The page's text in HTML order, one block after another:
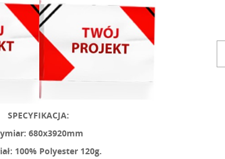
SPECYFIKACJA:
680x3920mm
100% Polyester 120g.